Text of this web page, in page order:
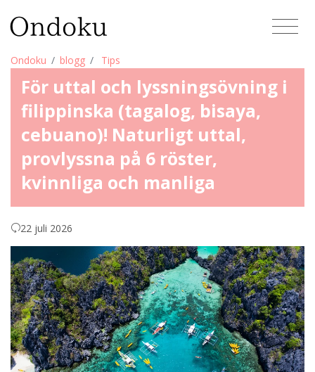
Ondoku blogg Tips
För uttal och lyssningsövning i
filippinska (tagalog, bisaya,
cebuano)! Naturligt uttal,
provlyssna på 6 röster,
kvinnliga och manliga
22 juli 2026